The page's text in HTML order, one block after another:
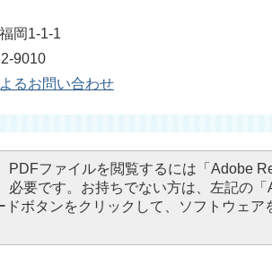
岡1-1-1
9010
るお問い合わせ
PDFファイルを閲覧するには「Adobe
必要です。お持ちでない方は、左記の
ドボタンをクリックして、ソフトウェア